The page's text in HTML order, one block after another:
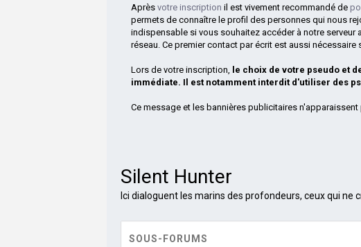
Aprèsvotre inscription il est vivement recommandé de
permets de connaître le profil des personnes qui nous
indispensable si vous souhaitez accéder à notre
réseau. Ce premier contact par écrit est aussi
Lors de votre inscription, le choix de votre pseudo et
immédiate. Il est notamment interdit d'utiliser des
Ce message et les bannières publicitaires n'apparaissent
Silent Hunter
Ici dialoguent les marins des profondeurs, ceux qui ne
SOUS-FORUMS